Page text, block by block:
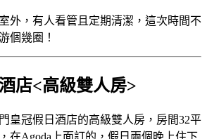
外，有人看管且定期清潔，這次時間不
個幾圈！
店<高級雙人房>
皇冠假日酒店的高級雙人房，房間32平